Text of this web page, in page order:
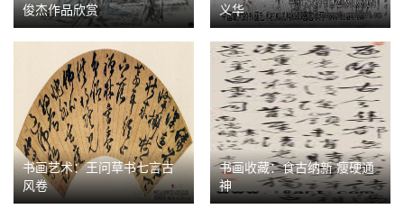
俊杰作品欣赏
义华
书画艺术：王问草书七言古
风卷
书画收藏：食古纳新 瘦硬通
神